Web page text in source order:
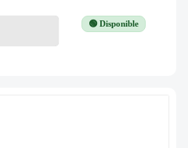
🟢 Disponible